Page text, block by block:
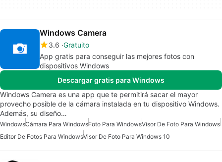
Windows Camera
3.6 Gratuito
App gratis para conseguir las mejores fotos con
dispositivos Windows
Descargar gratis para Windows
Windows Camera es una app que te permitirá sacar el mayor
provecho posible de la cámara instalada en tu dispositivo Windows.
Además, su diseño…
WindowsCámara Para WindowsFoto Para WindowsVisor De Foto Para Windows
Editor De Fotos Para WindowsVisor De Foto Para Windows 10